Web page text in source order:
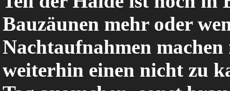
Bauzäunen mehr oder
Nachtaufnahmen
weiterhin einen nicht zu